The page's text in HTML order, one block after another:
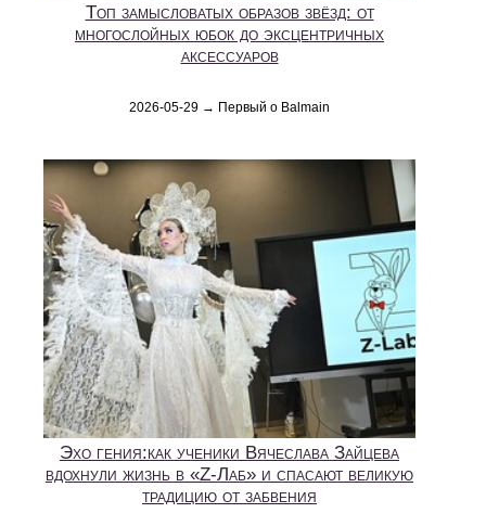
Топ замысловатых образов звёзд: от
многослойных юбок до эксцентричных
аксессуаров
2026-05-29 → Первый о Balmain
Эхо гения:как ученики Вячеслава Зайцева
вдохнули жизнь в «Z-Лаб» и спасают великую
традицию от забвения